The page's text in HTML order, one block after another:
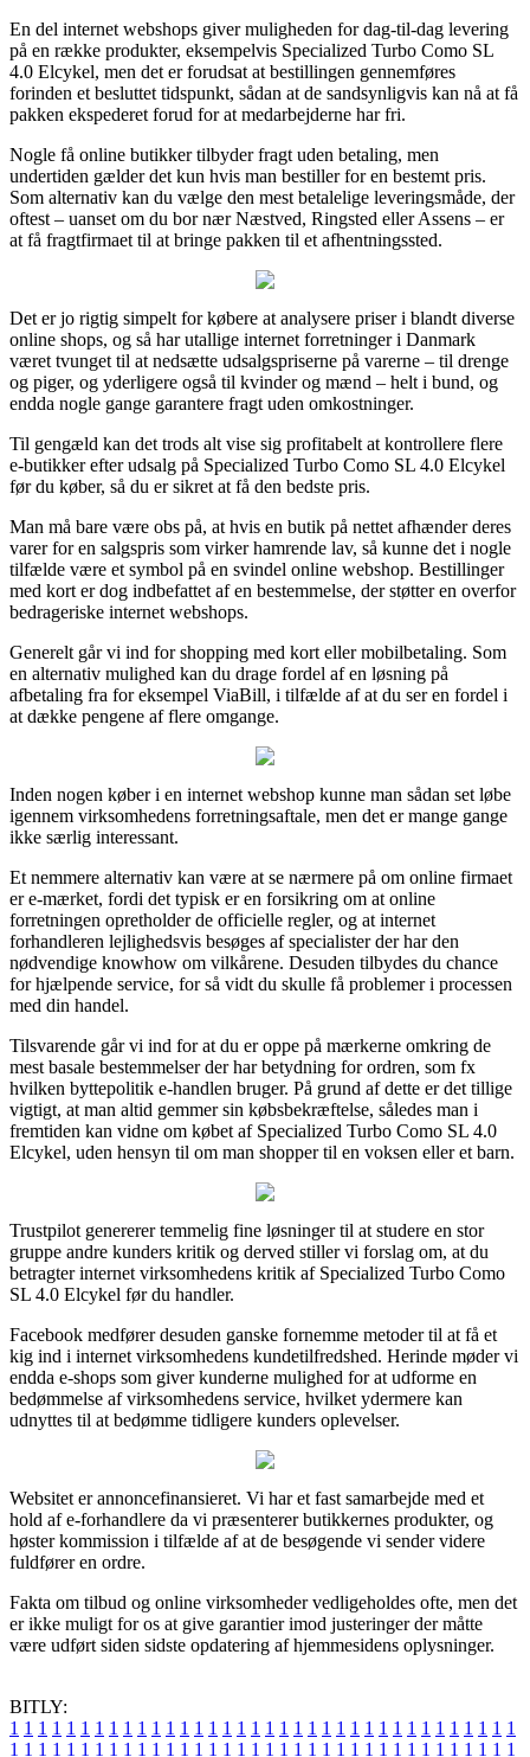
En del internet webshops giver muligheden for dag-til-dag levering
på en række produkter, eksempelvis Specialized Turbo Como SL
4.0 Elcykel, men det er forudsat at bestillingen gennemføres
forinden et besluttet tidspunkt, sådan at de sandsynligvis kan nå at få
pakken ekspederet forud for at medarbejderne har fri.
Nogle få online butikker tilbyder fragt uden betaling, men
undertiden gælder det kun hvis man bestiller for en bestemt pris.
Som alternativ kan du vælge den mest betalelige leveringsmåde, der
oftest – uanset om du bor nær Næstved, Ringsted eller Assens – er
at få fragtfirmaet til at bringe pakken til et afhentningssted.
Det er jo rigtig simpelt for købere at analysere priser i blandt diverse
online shops, og så har utallige internet forretninger i Danmark
været tvunget til at nedsætte udsalgspriserne på varerne – til drenge
og piger, og yderligere også til kvinder og mænd – helt i bund, og
endda nogle gange garantere fragt uden omkostninger.
Til gengæld kan det trods alt vise sig profitabelt at kontrollere flere
e-butikker efter udsalg på Specialized Turbo Como SL 4.0 Elcykel
før du køber, så du er sikret at få den bedste pris.
Man må bare være obs på, at hvis en butik på nettet afhænder deres
varer for en salgspris som virker hamrende lav, så kunne det i nogle
tilfælde være et symbol på en svindel online webshop. Bestillinger
med kort er dog indbefattet af en bestemmelse, der støtter en overfor
bedrageriske internet webshops.
Generelt går vi ind for shopping med kort eller mobilbetaling. Som
en alternativ mulighed kan du drage fordel af en løsning på
afbetaling fra for eksempel ViaBill, i tilfælde af at du ser en fordel i
at dække pengene af flere omgange.
Inden nogen køber i en internet webshop kunne man sådan set løbe
igennem virksomhedens forretningsaftale, men det er mange gange
ikke særlig interessant.
Et nemmere alternativ kan være at se nærmere på om online firmaet
er e-mærket, fordi det typisk er en forsikring om at online
forretningen opretholder de officielle regler, og at internet
forhandleren lejlighedsvis besøges af specialister der har den
nødvendige knowhow om vilkårene. Desuden tilbydes du chance
for hjælpende service, for så vidt du skulle få problemer i processen
med din handel.
Tilsvarende går vi ind for at du er oppe på mærkerne omkring de
mest basale bestemmelser der har betydning for ordren, som fx
hvilken byttepolitik e-handlen bruger. På grund af dette er det tillige
vigtigt, at man altid gemmer sin købsbekræftelse, således man i
fremtiden kan vidne om købet af Specialized Turbo Como SL 4.0
Elcykel, uden hensyn til om man shopper til en voksen eller et barn.
Trustpilot genererer temmelig fine løsninger til at studere en stor
gruppe andre kunders kritik og derved stiller vi forslag om, at du
betragter internet virksomhedens kritik af Specialized Turbo Como
SL 4.0 Elcykel før du handler.
Facebook medfører desuden ganske fornemme metoder til at få et
kig ind i internet virksomhedens kundetilfredshed. Herinde møder vi
endda e-shops som giver kunderne mulighed for at udforme en
bedømmelse af virksomhedens service, hvilket ydermere kan
udnyttes til at bedømme tidligere kunders oplevelser.
Websitet er annoncefinansieret. Vi har et fast samarbejde med et
hold af e-forhandlere da vi præsenterer butikkernes produkter, og
høster kommission i tilfælde af at de besøgende vi sender videre
fuldfører en ordre.
Fakta om tilbud og online virksomheder vedligeholdes ofte, men det
er ikke muligt for os at give garantier imod justeringer der måtte
være udført siden sidste opdatering af hjemmesidens oplysninger.
BITLY:
1 1 1 1 1 1 1 1 1 1 1 1 1 1 1 1 1 1 1 1 1 1 1 1 1 1 1 1 1 1 1 1 1 1 1 1
1 1 1 1 1 1 1 1 1 1 1 1 1 1 1 1 1 1 1 1 1 1 1 1 1 1 1 1 1 1 1 1 1 1 1 1